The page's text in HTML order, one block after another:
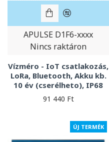
APULSE D1F6-xxxx
Nincs raktáron
Vízméro - IoT csatlakozás,
LoRa, Bluetooth, Akku kb.
10 év (cserélheto), IP68
91 440 Ft
ÚJ TERMÉK